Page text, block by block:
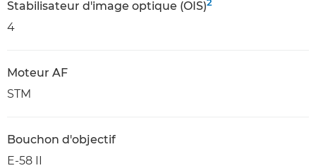
Stabilisateur d'image optique (OIS)
4
Moteur AF
STM
Bouchon d'objectif
E-58 II